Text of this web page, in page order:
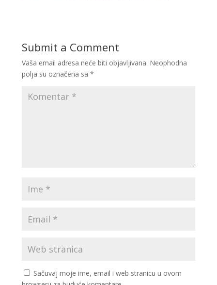
Submit a Comment
Vaša email adresa neće biti objavljivana. Neophodna
polja su označena sa *
Sačuvaj moje ime, email i web stranicu u ovom